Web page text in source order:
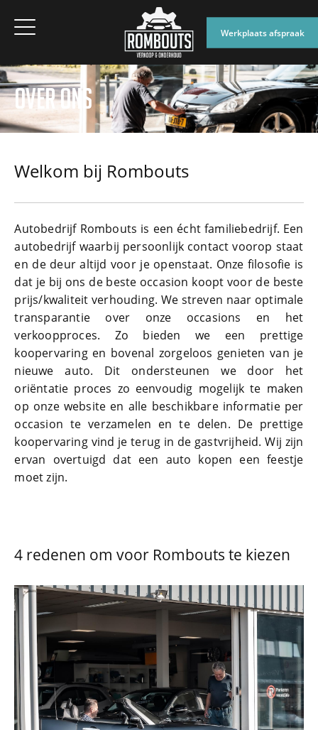
Werkplaats afspraak
OVER ONS
Welkom bij Rombouts
Autobedrijf Rombouts is een écht familiebedrijf. Een
autobedrijf waarbij persoonlijk contact voorop staat
en de deur altijd voor je openstaat. Onze filosofie is
dat je bij ons de beste occasion koopt voor de beste
prijs/kwaliteit verhouding. We streven naar optimale
transparantie over onze occasions en het
verkoopproces. Zo bieden we een prettige
koopervaring en bovenal zorgeloos genieten van je
nieuwe auto. Dit ondersteunen we door het
oriëntatie proces zo eenvoudig mogelijk te maken
op onze website en alle beschikbare informatie per
occasion te verzamelen en te delen. De prettige
koopervaring vind je terug in de gastvrijheid. Wij zijn
ervan overtuigd dat een auto kopen een feestje
moet zijn.
4 redenen om voor Rombouts te kiezen